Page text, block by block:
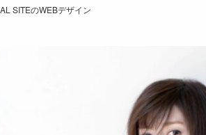
SITEのWEBデザイン